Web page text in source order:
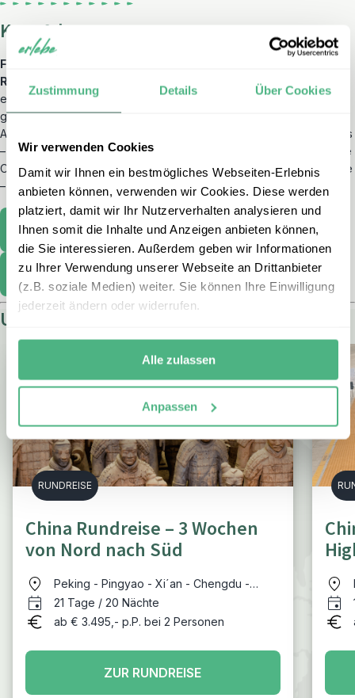
Zustimmung Details Über Cookies
Wir verwenden Cookies
Damit wir Ihnen ein bestmögliches Webseiten-Erlebnis
anbieten können, verwenden wir Cookies. Diese werden
platziert, damit wir Ihr Nutzerverhalten analysieren und
Ihnen somit die Inhalte und Anzeigen anbieten können,
die Sie interessieren. Außerdem geben wir Informationen
zu Ihrer Verwendung unserer Webseite an Drittanbieter
(z.B. soziale Medien) weiter. Sie können Ihre Einwilligung
jederzeit ändern oder widerrufen.
Alle zulassen
Anpassen
Kurz & knapp
Frühling und Herbst sind die beste Reisezeit für eine China
Rundreise
, vor allem wenn Sie möglichst viele Regionen
entdecken möchten. Im Sommer lohnt sich der Besuch höher
gelegener Gebiete, während der Winter ruhige Einblicke in das
Alltagsleben bietet. Ich war zuletzt im Herbst in Südchina unterwegs
– das Wetter war ideal, um draußen aktiv zu sein und verschiedene
Orte stressfrei zu erkunden. Jede Jahreszeit bietet eigene Vorteile
– wichtig ist, dass sie zu Ihren Interessen passt.
Unsere China Rundreisen
Eigene China Reise gestalten
Unsere beliebtesten China Reisen
RUNDREISE
China Rundreise – 3 Wochen
von Nord nach Süd
Peking - Pingyao - Xi´an - Chengdu -
Lijiang - Dali - Kunming - Yangshuo - Hong
Kong
21 Tage / 20 Nächte
ab € 3.495,- p.P. bei 2 Personen
ZUR RUNDREISE